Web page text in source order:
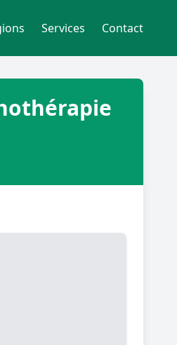
Services Contact